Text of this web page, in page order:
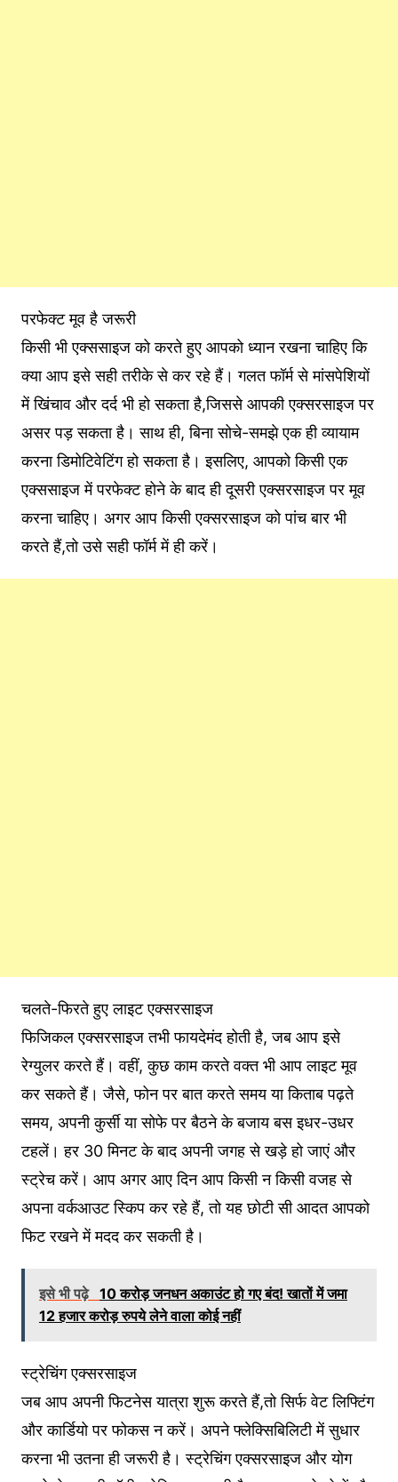
परफेक्ट मूव है जरूरी
किसी भी एक्ससाइज को करते हुए आपको ध्यान रखना चाहिए कि
क्या आप इसे सही तरीके से कर रहे हैं। गलत फॉर्म से मांसपेशियों
में खिंचाव और दर्द भी हो सकता है,जिससे आपकी एक्सरसाइज पर
असर पड़ सकता है। साथ ही, बिना सोचे-समझे एक ही व्यायाम
करना डिमोटिवेटिंग हो सकता है। इसलिए, आपको किसी एक
एक्ससाइज में परफेक्ट होने के बाद ही दूसरी एक्सरसाइज पर मूव
करना चाहिए। अगर आप किसी एक्सरसाइज को पांच बार भी
करते हैं,तो उसे सही फॉर्म में ही करें।
चलते-फिरते हुए लाइट एक्सरसाइज
फिजिकल एक्सरसाइज तभी फायदेमंद होती है, जब आप इसे
रेग्युलर करते हैं। वहीं, कुछ काम करते वक्त भी आप लाइट मूव
कर सकते हैं। जैसे, फोन पर बात करते समय या किताब पढ़ते
समय, अपनी कुर्सी या सोफे पर बैठने के बजाय बस इधर-उधर
टहलें। हर 30 मिनट के बाद अपनी जगह से खड़े हो जाएं और
स्ट्रेच करें। आप अगर आए दिन आप किसी न किसी वजह से
अपना वर्कआउट स्किप कर रहे हैं, तो यह छोटी सी आदत आपको
फिट रखने में मदद कर सकती है।
इसे भी पढ़े 10 करोड़ जनधन अकाउंट हो गए बंद! खातों में जमा
12 हजार करोड़ रुपये लेने वाला कोई नहीं
स्ट्रेचिंग एक्सरसाइज
जब आप अपनी फिटनेस यात्रा शुरू करते हैं,तो सिर्फ वेट लिफ्टिंग
और कार्डियो पर फोकस न करें। अपने फ्लेक्सिबिलिटी में सुधार
करना भी उतना ही जरूरी है। स्ट्रेचिंग एक्सरसाइज और योग